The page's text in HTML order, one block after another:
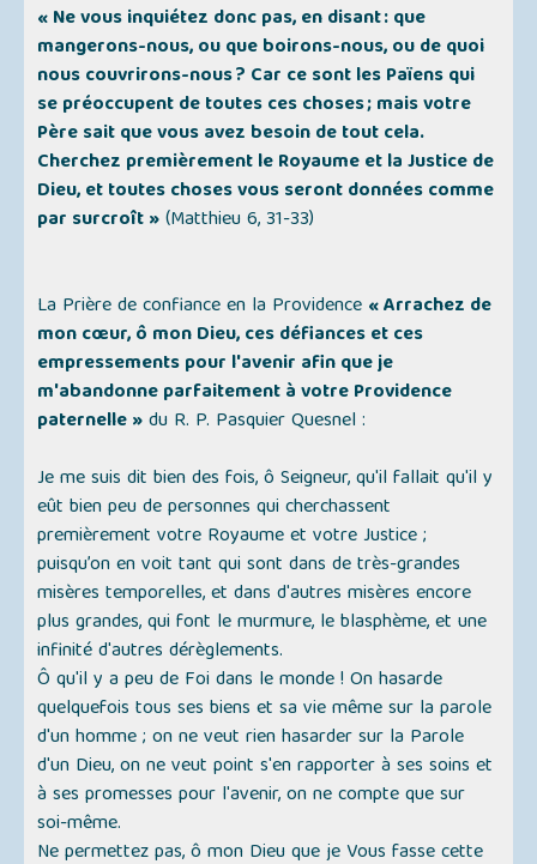
« Ne vous inquiétez donc pas, en disant : que
mangerons-nous, ou que boirons-nous, ou de quoi
nous couvrirons-nous ? Car ce sont les Païens qui
se préoccupent de toutes ces choses ; mais votre
Père sait que vous avez besoin de tout cela.
Cherchez premièrement le Royaume et la Justice de
Dieu, et toutes choses vous seront données comme
par surcroît »(Matthieu 6, 31-33)
La Prière de confiance en la Providence « Arrachez de
mon cœur, ô mon Dieu, ces défiances et ces
empressements pour l'avenir afin que je
m'abandonne parfaitement à votre Providence
paternelle »du R. P. Pasquier Quesnel :
Je me suis dit bien des fois, ô Seigneur, qu'il fallait qu'il y
eût bien peu de personnes qui cherchassent
premièrement votre Royaume et votre Justice ;
puisqu’on en voit tant qui sont dans de très-grandes
misères temporelles, et dans d'autres misères encore
plus grandes, qui font le murmure, le blasphème, et une
infinité d'autres dérèglements.
Ô qu'il y a peu de Foi dans le monde ! On hasarde
quelquefois tous ses biens et sa vie même sur la parole
d'un homme ; on ne veut rien hasarder sur la Parole
d'un Dieu, on ne veut point s'en rapporter à ses soins et
à ses promesses pour l'avenir, on ne compte que sur
soi-même.
Ne permettez pas, ô mon Dieu que je Vous fasse cette